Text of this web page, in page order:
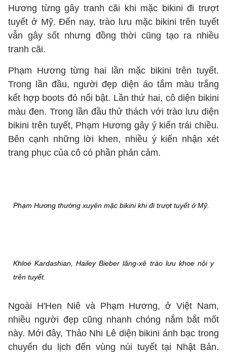
Hương từng gây tranh cãi khi mặc bikini đi trượt
tuyết ở Mỹ. Đến nay, trào lưu mặc bikini trên tuyết
vẫn gây sốt nhưng đồng thời cũng tạo ra nhiều
tranh cãi.
Phạm Hương từng hai lần mặc bikini trên tuyết.
Trong lần đầu, người đẹp diện áo tắm màu trắng
kết hợp boots đỏ nổi bật. Lần thứ hai, cô diện bikini
màu đen. Trong lần đầu thử thách với trào lưu diện
bikini trên tuyết, Phạm Hương gây ý kiến trái chiều.
Bên cạnh những lời khen, nhiều ý kiến nhận xét
trang phục của cô có phần phản cảm.
Phạm Hương thường xuyên mặc bikini khi đi trượt tuyết ở Mỹ.
Khloé Kardashian, Hailey Bieber lăng-xê trào lưu khoe nội y
trên tuyết.
Ngoài H'Hen Niê và Phạm Hương, ở Việt Nam,
nhiều người đẹp cũng nhanh chóng nắm bắt mốt
này. Mới đây, Thảo Nhi Lê diện bikini ánh bạc trong
chuyến du lịch đến vùng núi tuyết tại Nhật Bản.